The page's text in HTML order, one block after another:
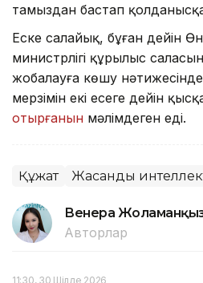
тамыздан бастап
Еске салайық, бұған дейін
министрлігі құрылыс
жобалауға көшу
мерзімін екі есеге дейін
отырғанын мәлімдеген еді.
Құжат Жасанды
Венера
Авторлар
11:30, 30 Шілде 2026